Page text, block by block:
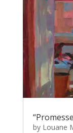
by Louane